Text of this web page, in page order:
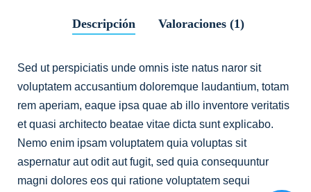
Descripción Valoraciones (1)
Sed ut perspiciatis unde omnis iste natus naror sit
voluptatem accusantium doloremque laudantium, totam
rem aperiam, eaque ipsa quae ab illo inventore veritatis
et quasi architecto beatae vitae dicta sunt explicabo.
Nemo enim ipsam voluptatem quia voluptas sit
aspernatur aut odit aut fugit, sed quia consequuntur
magni dolores eos qui ratione voluptatem sequi